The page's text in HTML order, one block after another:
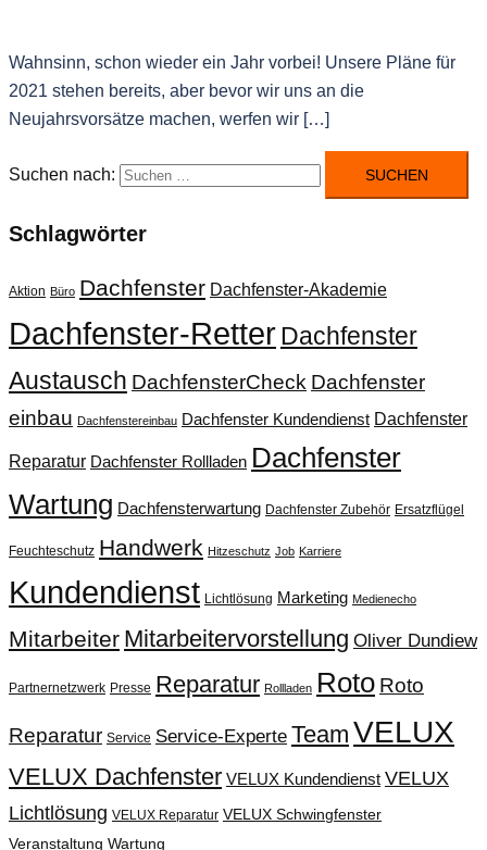
Wahnsinn, schon wieder ein Jahr vorbei! Unsere Pläne für
2021 stehen bereits, aber bevor wir uns an die
Neujahrsvorsätze machen, werfen wir […]
Suchen nach:
Schlagwörter
Aktion Büro Dachfenster Dachfenster-Akademie
Dachfenster-RetterDachfenster
Austausch DachfensterCheck Dachfenster
einbau Dachfenstereinbau Dachfenster Kundendienst Dachfenster
Reparatur Dachfenster Rollladen Dachfenster
Wartung Dachfensterwartung Dachfenster Zubehör Ersatzflügel
Feuchteschutz Handwerk Hitzeschutz Job Karriere
Kundendienst Lichtlösung Marketing Medienecho
Mitarbeiter Mitarbeitervorstellung Oliver Dundiew
Partnernetzwerk Presse Reparatur Rollladen Roto Roto
Reparatur Service Service-Experte Team VELUX
VELUX Dachfenster VELUX Kundendienst VELUX
Lichtlösung VELUX Reparatur VELUX Schwingfenster
Veranstaltung Wartung